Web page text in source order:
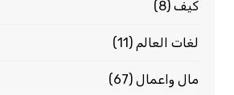
كيف(8)
لغات العالم (11)
مال واعمال(67)